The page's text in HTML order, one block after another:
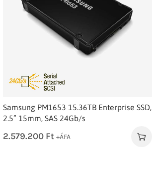
Samsung PM1653 15.36TB Enterprise SSD,
2.5” 15mm, SAS 24Gb/s
2.579.200 Ft +ÁFA